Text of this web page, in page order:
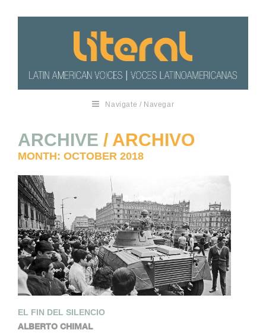
Navigate / Navegar
ARCHIVE / ARCHIVO
MONTH: OCTOBER 2018
EL FIN DEL SILENCIO
ALBERTO CHIMAL